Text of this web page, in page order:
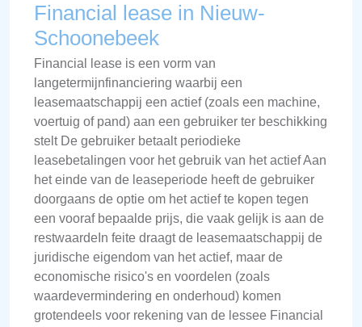
Financial lease in Nieuw-
Schoonebeek
Financial lease is een vorm van
langetermijnfinanciering waarbij een
leasemaatschappij een actief (zoals een machine,
voertuig of pand) aan een gebruiker ter beschikking
stelt De gebruiker betaalt periodieke
leasebetalingen voor het gebruik van het actief Aan
het einde van de leaseperiode heeft de gebruiker
doorgaans de optie om het actief te kopen tegen
een vooraf bepaalde prijs, die vaak gelijk is aan de
restwaardeIn feite draagt de leasemaatschappij de
juridische eigendom van het actief, maar de
economische risico's en voordelen (zoals
waardevermindering en onderhoud) komen
grotendeels voor rekening van de lessee Financial